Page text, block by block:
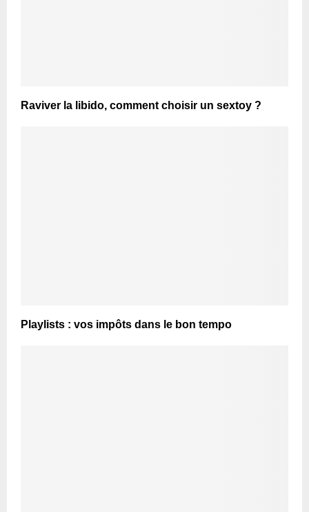
Raviver la libido, comment choisir un sextoy ?
Playlists : vos impôts dans le bon tempo